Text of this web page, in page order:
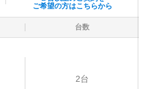
ご希望の方はこちらから
台数
2台